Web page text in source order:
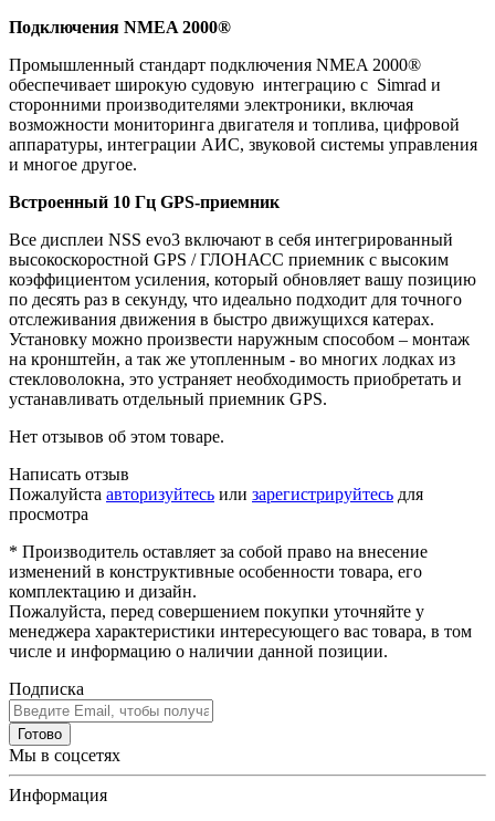
Подключения NMEA 2000®
Промышленный стандарт подключения NMEA 2000®
обеспечивает широкую судовую интеграцию с Simrad и
сторонними производителями электроники, включая
возможности мониторинга двигателя и топлива, цифровой
аппаратуры, интеграции АИС, звуковой системы управления
и многое другое.
Встроенный 10 Гц GPS-приемник
Все дисплеи NSS evo3 включают в себя интегрированный
высокоскоростной GPS / ГЛОНАСС приемник с высоким
коэффициентом усиления, который обновляет вашу позицию
по десять раз в секунду, что идеально подходит для точного
отслеживания движения в быстро движущихся катерах.
Установку можно произвести наружным способом – монтаж
на кронштейн, а так же утопленным - во многих лодках из
стекловолокна, это устраняет необходимость приобретать и
устанавливать отдельный приемник GPS.
Нет отзывов об этом товаре.
Написать отзыв
Пожалуйста авторизуйтесь или зарегистрируйтесь для
просмотра
* Производитель оставляет за собой право на внесение
изменений в конструктивные особенности товара, его
комплектацию и дизайн.
Пожалуйста, перед совершением покупки уточняйте у
менеджера характеристики интересующего вас товара, в том
числе и информацию о наличии данной позиции.
Подписка
Готово
Мы в соцсетях
Информация